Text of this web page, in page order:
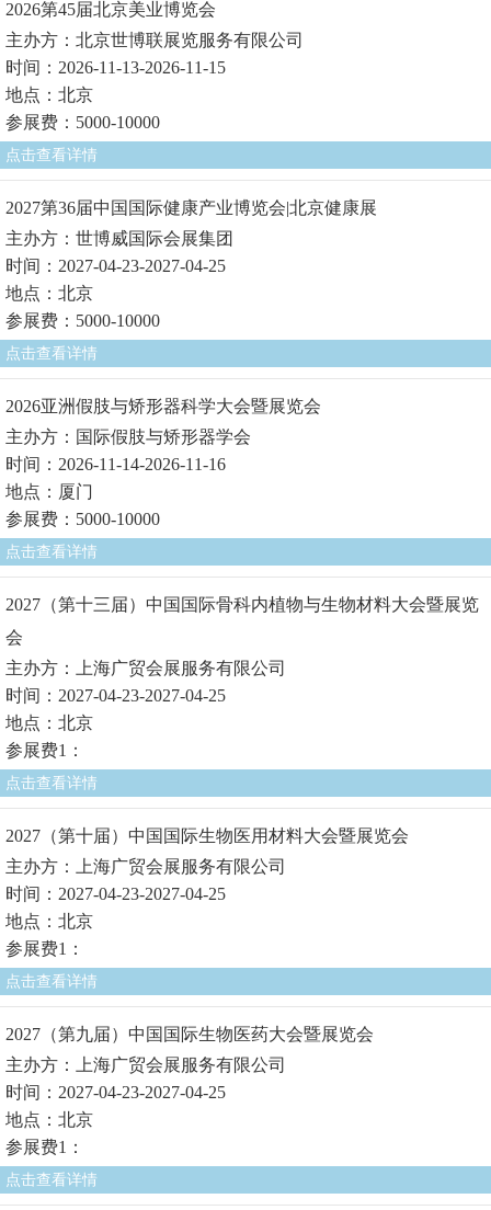
2026第45届北京美业博览会
主办方：北京世博联展览服务有限公司
时间：2026-11-13-2026-11-15
地点：北京
参展费：5000-10000
点击查看详情
2027第36届中国国际健康产业博览会|北京健康展
主办方：世博威国际会展集团
时间：2027-04-23-2027-04-25
地点：北京
参展费：5000-10000
点击查看详情
2026亚洲假肢与矫形器科学大会暨展览会
主办方：国际假肢与矫形器学会
时间：2026-11-14-2026-11-16
地点：厦门
参展费：5000-10000
点击查看详情
2027（第十三届）中国国际骨科内植物与生物材料大会暨展览
会
主办方：上海广贸会展服务有限公司
时间：2027-04-23-2027-04-25
地点：北京
参展费1：
点击查看详情
2027（第十届）中国国际生物医用材料大会暨展览会
主办方：上海广贸会展服务有限公司
时间：2027-04-23-2027-04-25
地点：北京
参展费1：
点击查看详情
2027（第九届）中国国际生物医药大会暨展览会
主办方：上海广贸会展服务有限公司
时间：2027-04-23-2027-04-25
地点：北京
参展费1：
点击查看详情